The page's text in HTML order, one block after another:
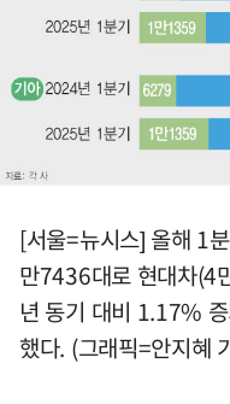
[서울=뉴시스] 올해 1
만7436대로 현대차(4
년 동기 대비 1.17%
했다. (그래픽=안지혜